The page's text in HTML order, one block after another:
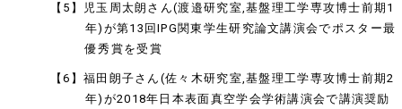
【5】児玉周太朗さん(渡邉研究室,基盤理工学専攻博士前期1
年)が第13回IPG関東学生研究論文講演会でポスター最
優秀賞を受賞
【6】福田朗子さん(佐々木研究室,基盤理工学専攻博士前期2
年)が2018年日本表面真空学会学術講演会で講演奨励